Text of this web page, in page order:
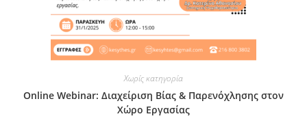
Χωρίς κατηγορία
Online Webinar: Διαχείριση Βίας & Παρενόχλησης στον
Χώρο Εργασίας